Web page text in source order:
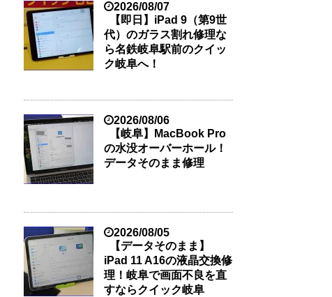
2026/08/07
【即日】iPad 9（第9世
代）のガラス割れ修理な
ら名鉄岐阜駅前のクイッ
ク岐阜へ！
2026/08/06
【岐阜】MacBook Pro
の水没オーバーホール！
データそのまま修理
2026/08/05
【データそのまま】
iPad 11 A16の液晶交換修
理！岐阜で画面不良を直
すならクイック岐阜